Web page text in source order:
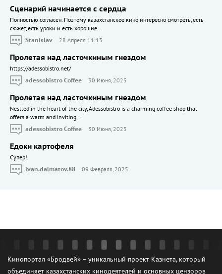
Сценарий начинается с сердца
Полностью согласен. Поэтому казахстанское кино интересно смотреть, есть
сюжет, есть уроки и есть хорошие...
Stanislav
28 Апреля 11:13
Пролетая над ласточкиным гнездом
https://adessobistro.net/
adessobistro Coffee
30 Июня, 2025
Пролетая над ласточкиным гнездом
Nestled in the heart of the city, Adessobistro is a charming coffee shop that
offers a warm and inviting...
adessobistro Coffee
30 Июня, 2025
Едоки картофеля
Cупер!
ivan.dalmatov.88
09 Февраля, 2025
Кинопортал «Бродвей» – уникальный проект Казнета, который
объединяет казахстанских кинодеятелей и основных цензоров